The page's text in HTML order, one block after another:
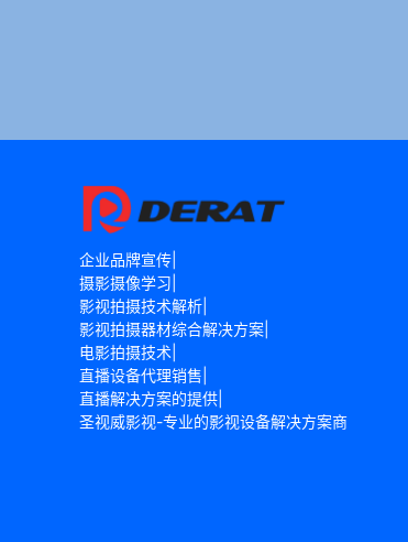
企业品牌宣传|
摄影摄像学习|
影视拍摄技术解析|
影视拍摄器材综合解决方案|
电影拍摄技术|
直播设备代理销售|
直播解决方案的提供|
圣视威影视-专业的影视设备解决方案商